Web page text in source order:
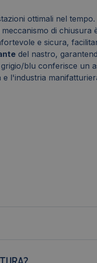
ottimali nel
di chiusura
e sicura,
del nastro,
blu conferisce un
l'industria